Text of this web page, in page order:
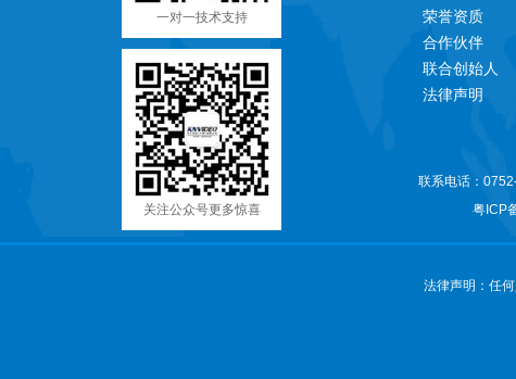
一对一技术支持
关注公众号更多惊喜
荣誉资质
合作伙伴
联合创始人
法律声明
联系电话：
粤ICP
法律声明：任